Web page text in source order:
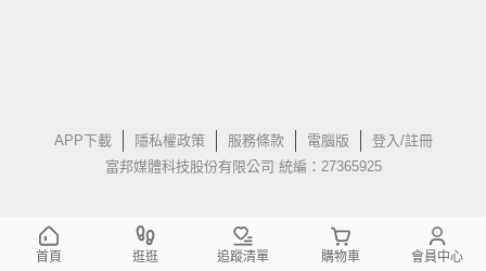
APP下載 隱私權政策 服務條款 電腦版
登入/註冊
富邦媒體科技股份有限公司 統編：27365925
首頁 逛逛 追蹤清單 購物車 會員中心